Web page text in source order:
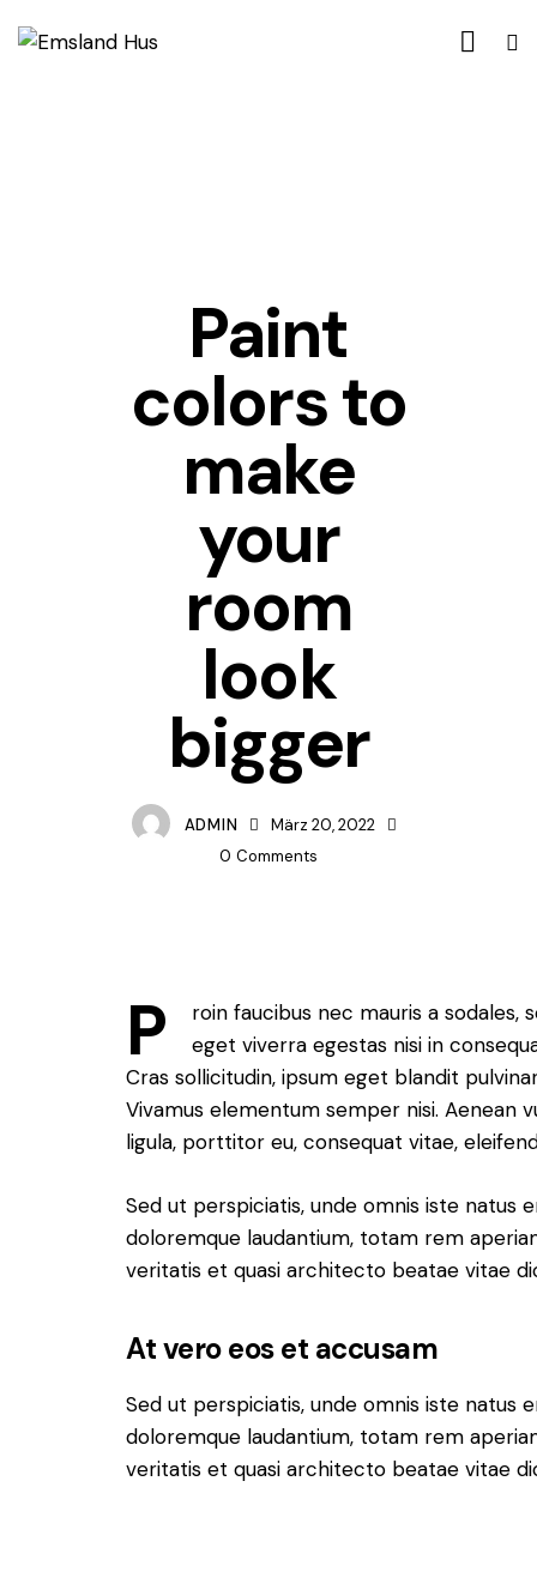
Paint
colors to
make
your
room
look
bigger
ADMIN
März 20, 2022
0 Comments
P
roin faucibus nec mauris a sodales,
eget viverra egestas nisi in
Cras sollicitudin, ipsum eget blandit
Vivamus elementum semper nisi. Aenean
ligula, porttitor eu, consequat vitae,
Sed ut perspiciatis, unde omnis iste natus
doloremque laudantium, totam rem
veritatis et quasi architecto beatae vitae
At vero eos et accusam
Sed ut perspiciatis, unde omnis iste natus
doloremque laudantium, totam rem
veritatis et quasi architecto beatae vitae